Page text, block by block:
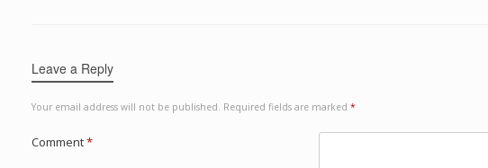
Leave a Reply
Your email address will not be published. Required fields are marked *
Comment*